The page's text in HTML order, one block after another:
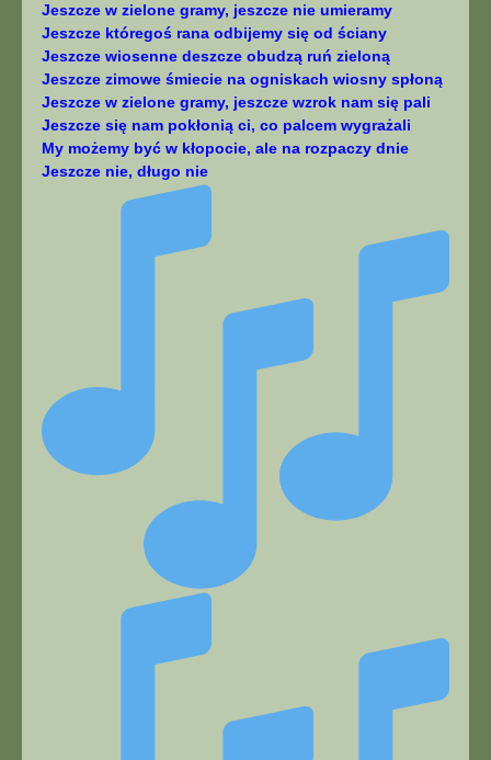
Jeszcze w zielone gramy, jeszcze nie umieramy
Jeszcze któregoś rana odbijemy się od ściany
Jeszcze wiosenne deszcze obudzą ruń zieloną
Jeszcze zimowe śmiecie na ogniskach wiosny spłoną
Jeszcze w zielone gramy, jeszcze wzrok nam się pali
Jeszcze się nam pokłonią ci, co palcem wygrażali
My możemy być w kłopocie, ale na rozpaczy dnie
Jeszcze nie, długo nie